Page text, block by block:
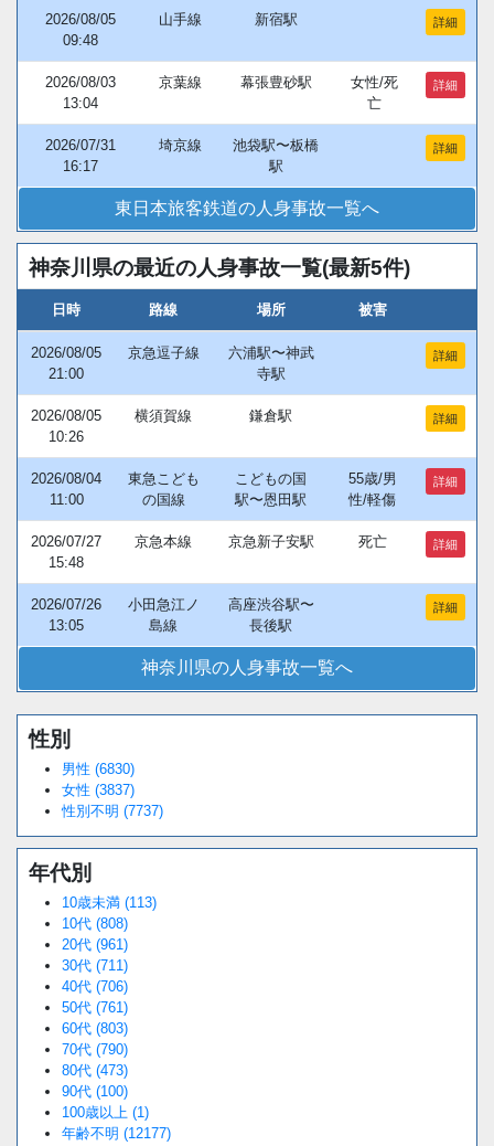
2026/08/05
09:48
山手線 新宿駅 詳細
2026/08/03
13:04
京葉線 幕張豊砂駅
女性/死
亡
詳細
2026/07/31
16:17
埼京線
池袋駅〜板橋
駅
詳細
東日本旅客鉄道の人身事故一覧へ
神奈川県の最近の人身事故一覧(最新5件)
日時 路線 場所 被害
2026/08/05
21:00
京急逗子線
六浦駅〜神武
寺駅
詳細
2026/08/05
10:26
横須賀線 鎌倉駅 詳細
2026/08/04
11:00
東急こども
の国線
こどもの国
駅〜恩田駅
55歳/男
性/軽傷
詳細
2026/07/27
15:48
京急本線 京急新子安駅 死亡 詳細
2026/07/26
13:05
小田急江ノ
島線
高座渋谷駅〜
長後駅
詳細
神奈川県の人身事故一覧へ
性別
男性 (6830)
女性 (3837)
性別不明 (7737)
年代別
10歳未満 (113)
10代 (808)
20代 (961)
30代 (711)
40代 (706)
50代 (761)
60代 (803)
70代 (790)
80代 (473)
90代 (100)
100歳以上 (1)
年齢不明 (12177)